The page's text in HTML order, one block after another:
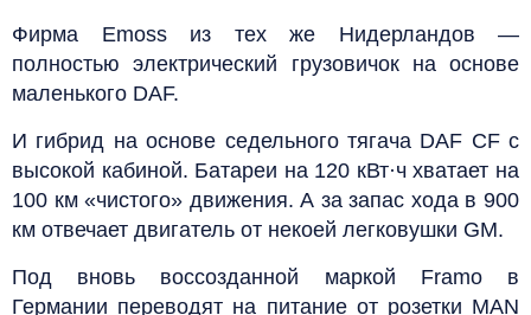
Фирма Emoss из тех же Нидерландов —
полностью электрический грузовичок на основе
маленького DAF.
И гибрид на основе седельного тягача DAF CF с
высокой кабиной. Батареи на 120 кВт·ч хватает на
100 км «чистого» движения. А за запас хода в 900
км отвечает двигатель от некоей легковушки GM.
Под вновь воссозданной маркой Framo в
Германии переводят на питание от розетки MAN